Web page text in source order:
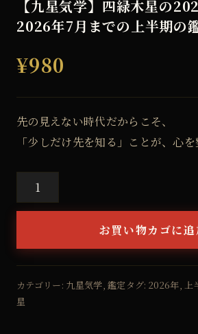
【九星気学】四緑木星の
2026年7月までの上半期の
¥980
先の見えない時代だからこそ、
「少しだけ先を知る」ことが、心を
【九
学】
四
緑
お買い物カゴに追
カテゴリー: 九星気学,鑑定 タグ:2026年,上
星